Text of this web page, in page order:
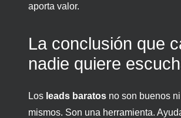
aporta valor.
La conclusión que
nadie quiere
Los leads baratos no son buenos
mismos. Son una herramienta.